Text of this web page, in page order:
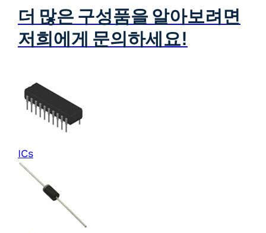
더 많은 구성품을 알아보려면
저희에게 문의하세요!
ICs